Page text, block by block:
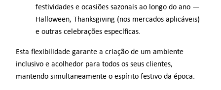
festividades e ocasiões sazonais ao longo do ano —
Halloween, Thanksgiving (nos mercados aplicáveis)
e outras celebrações específicas.
Esta flexibilidade garante a criação de um ambiente
inclusivo e acolhedor para todos os seus clientes,
mantendo simultaneamente o espírito festivo da época.